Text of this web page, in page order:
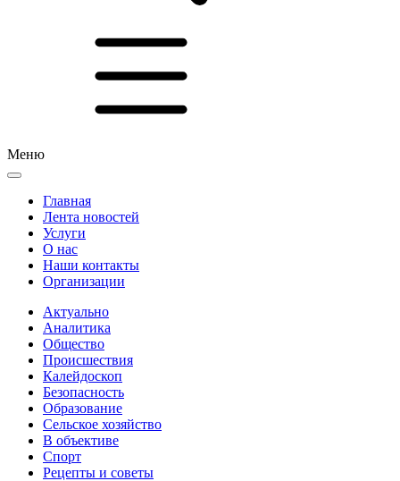
Меню
Главная
Лента новостей
Услуги
О нас
Наши контакты
Организации
Актуально
Аналитика
Общество
Происшествия
Калейдоскоп
Безопасность
Образование
Сельское хозяйство
В объективе
Спорт
Рецепты и советы